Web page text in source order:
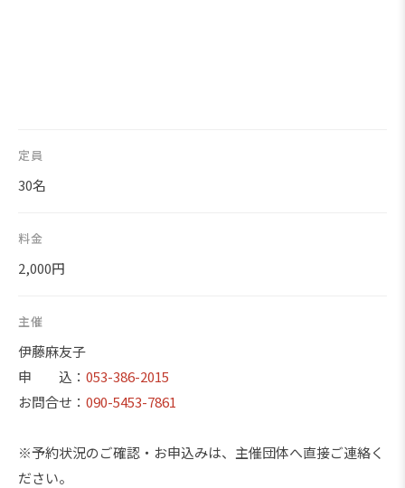
定員
30名
料金
2,000円
主催
伊藤麻友子
申 込： 053-386-2015
お問合せ： 090-5453-7861
※予約状況のご確認・お申込みは、主催団体へ直接ご連絡く
ださい。